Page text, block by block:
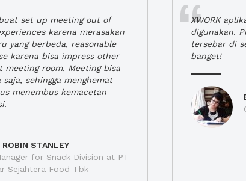
set up meeting out of
karena merasakan
yang berbeda, reasonable
karena bisa impress other
meeting room. Meeting bisa
sehingga menghemat
menembus kemacetan
ROBIN STANLEY
for Snack Division at PT
Sejahtera Food Tbk
XWORK
digunakan.
tersebar di
banget!